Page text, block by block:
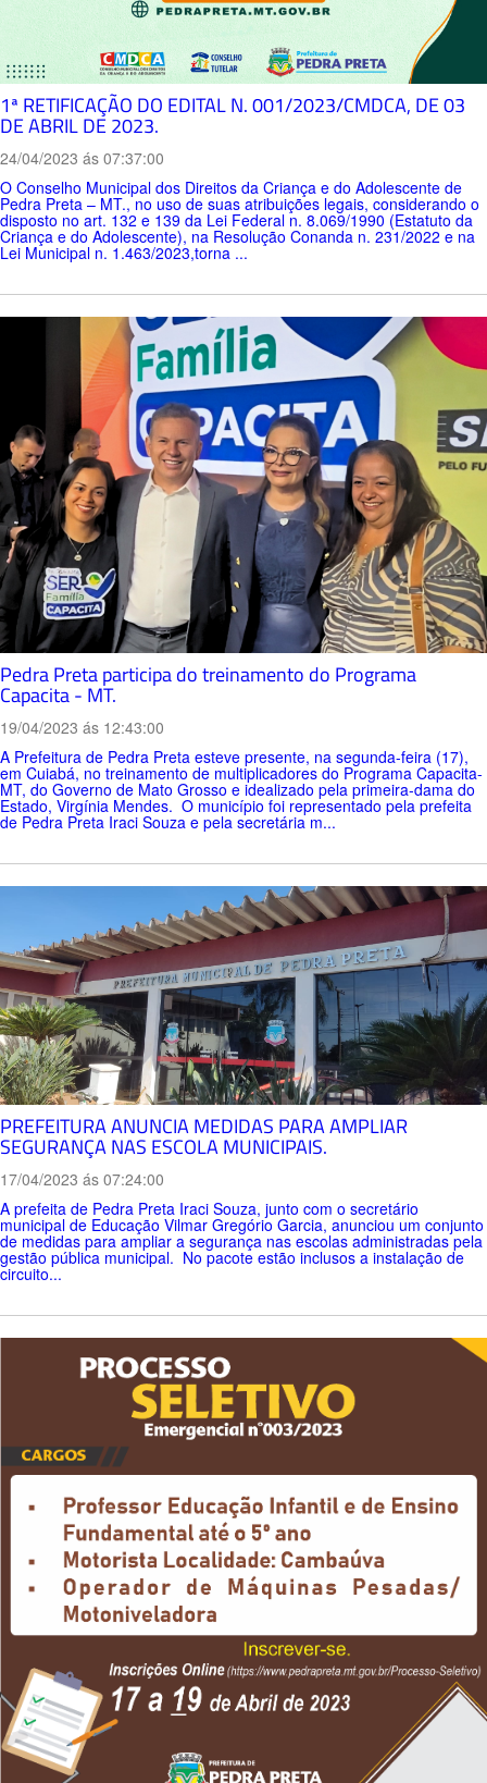
1ª RETIFICAÇÃO DO EDITAL N. 001/2023/CMDCA, DE 03
DE ABRIL DE 2023.
24/04/2023 ás 07:37:00
O Conselho Municipal dos Direitos da Criança e do Adolescente de
Pedra Preta – MT., no uso de suas atribuições legais, considerando o
disposto no art. 132 e 139 da Lei Federal n. 8.069/1990 (Estatuto da
Criança e do Adolescente), na Resolução Conanda n. 231/2022 e na
Lei Municipal n. 1.463/2023,torna ...
Pedra Preta participa do treinamento do Programa
Capacita - MT.
19/04/2023 ás 12:43:00
A Prefeitura de Pedra Preta esteve presente, na segunda-feira (17),
em Cuiabá, no treinamento de multiplicadores do Programa Capacita-
MT, do Governo de Mato Grosso e idealizado pela primeira-dama do
Estado, Virgínia Mendes. O município foi representado pela prefeita
de Pedra Preta Iraci Souza e pela secretária m...
PREFEITURA ANUNCIA MEDIDAS PARA AMPLIAR
SEGURANÇA NAS ESCOLA MUNICIPAIS.
17/04/2023 ás 07:24:00
A prefeita de Pedra Preta Iraci Souza, junto com o secretário
municipal de Educação Vilmar Gregório Garcia, anunciou um conjunto
de medidas para ampliar a segurança nas escolas administradas pela
gestão pública municipal. No pacote estão inclusos a instalação de
circuito...